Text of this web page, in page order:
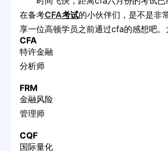
在备考CFA考试的小伙伴们，是不是非
享一位高顿学员之前通过cfa的感想吧。
CFA
特许金融
分析师
FRM
金融风险
管理师
CQF
国际量化